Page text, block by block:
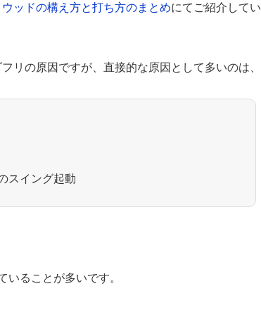
ッドの構え方と打ち方のまとめにてご紹介してい
リの原因ですが、直接的な原因として多いのは、
スイング起動
いることが多いです。